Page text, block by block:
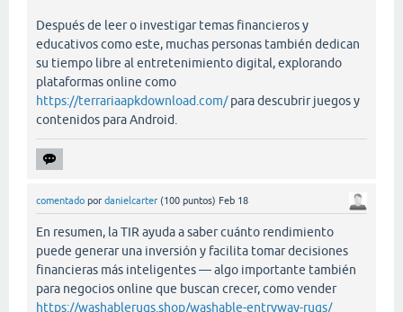
Después de leer o investigar temas financieros y
educativos como este, muchas personas también dedican
su tiempo libre al entretenimiento digital, explorando
plataformas online como
https://terrariaapkdownload.com/para descubrir juegos y
contenidos para Android.
comentado por danielcarter (100 puntos) Feb 18
En resumen, la TIR ayuda a saber cuánto rendimiento
puede generar una inversión y facilita tomar decisiones
financieras más inteligentes — algo importante también
para negocios online que buscan crecer, como vender
https://washablerugs.shop/washable-entryway-rugs/